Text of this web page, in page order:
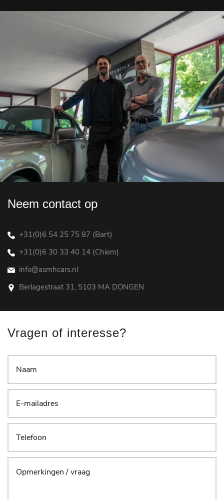
Neem contact op
+31(0)6 54 25 75 87 (Bart)
+31(0)6 30 33 40 14 (Chiem)
info@asmhcars.nl
Berlagestraat 31, 5103 MA DONGEN
Vragen of interesse?